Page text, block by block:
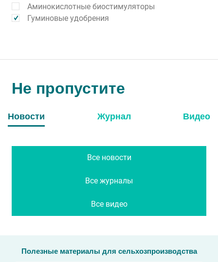
Аминокислотные биостимуляторы
Гуминовые удобрения
Не пропустите
Новости Журнал Видео
Все новости
Все журналы
Все видео
Полезные материалы для сельхозпроизводства